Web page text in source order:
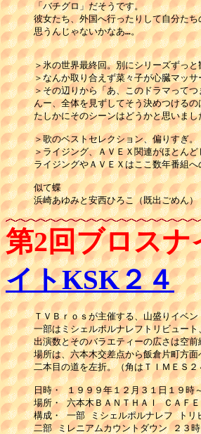
「バチグロ」だそうです。
彼女たち、外国へ行ったりして自分た
思うんじゃないかなあ…。
＞氷の世界最終回。別にシリーズずっ
＞なんか取り合えず菜々子が心臓マッ
＞その辺りから「あ、このドラマって
んー、全体を見ずしてそう決めつける
たしかにそのシーンはどうかと思いまし
＞歌のベストセレクション、偏りすぎ。
＞ライジング、ＡＶＥＸ関連がほとんど
ライジングやＡＶＥＸはここ数年番組
似て蝶
浜崎あゆみと安西ひろこ（既出ごめん）
第2回ブロス
イトKSK２４
ＴＶＢｒｏｓが主催する、山盛りイベン
一部はミシェルポルナレフトリビュー
出演数とそのバラエティーの広さは空前
場所は、六本木交差点から飯倉片町方
二本目の道を左折。（角はＴＩＭＥＳ
日時・ １９９９年１２月３１日１９時
場所・ 六本木ＢＡＮＴＨＡＩ ＣＡＦ
構成・ 一部 ミシェルポルナレフ ト
二部 ミレニアムカウントダウン ２３